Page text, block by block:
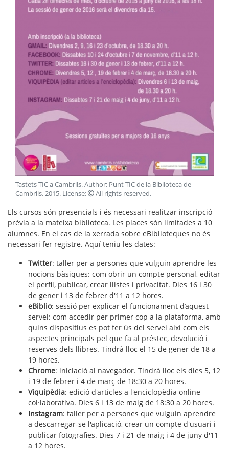
Tastets TIC a Cambrils. Author: Punt TIC de la Biblioteca de
Cambrils.2015. License: All rights reserved.
Els cursos són presencials i és necessari realitzar inscripció
prèvia a la mateixa biblioteca. Les places són limitades a 10
alumnes. En el cas de la xerrada sobre eBiblioteques no és
necessari fer registre. Aquí teniu les dates:
Twitter: taller per a persones que vulguin aprendre les
nocions bàsiques: com obrir un compte personal, editar
el perfil, publicar, crear llistes i privacitat. Dies 16 i 30
de gener i 13 de febrer d'11 a 12 hores.
eBiblio: sessió per explicar el funcionament d’aquest
servei: com accedir per primer cop a la plataforma, amb
quins dispositius es pot fer ús del servei així com els
aspectes principals pel que fa al préstec, devolució i
reserves dels llibres. Tindrà lloc el 15 de gener de 18 a
19 hores.
Chrome: iniciació al navegador. Tindrà lloc els dies 5, 12
i 19 de febrer i 4 de març de 18:30 a 20 hores.
Viquipèdia: edició d'articles a l'enciclopèdia online
col·laborativa. Dies 6 i 13 de maig de 18:30 a 20 hores.
Instagram: taller per a persones que vulguin aprendre
a descarregar-se l'aplicació, crear un compte d'usuari i
publicar fotografies. Dies 7 i 21 de maig i 4 de juny d'11
a 12 hores.